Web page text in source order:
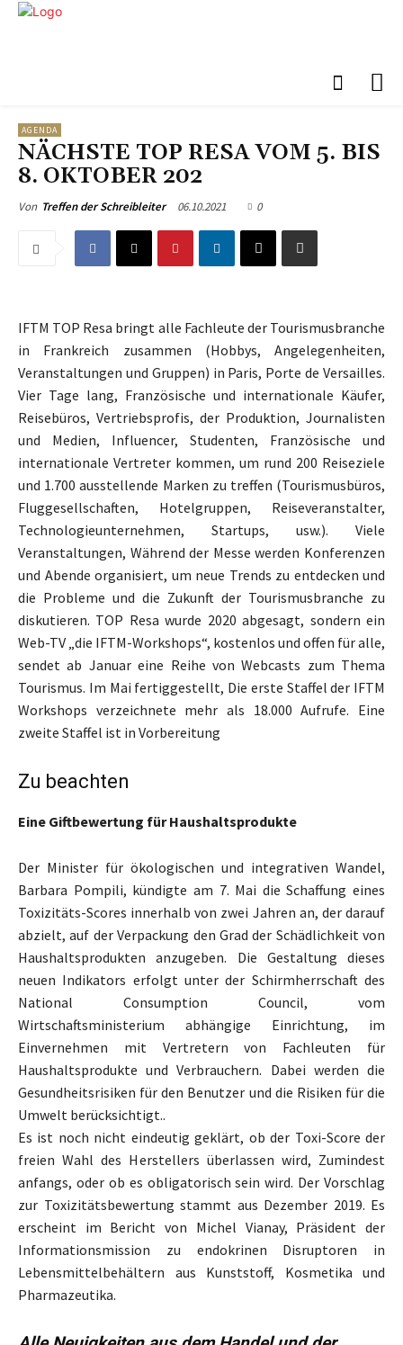
AGENDA
NÄCHSTE TOP RESA VOM 5. BIS
8. OKTOBER 202
Von Treffen der Schreibleiter 06.10.2021 0
IFTM TOP Resa bringt alle Fachleute der Tourismusbranche
in Frankreich zusammen (Hobbys, Angelegenheiten,
Veranstaltungen und Gruppen) in Paris, Porte de Versailles.
Vier Tage lang, Französische und internationale Käufer,
Reisebüros, Vertriebsprofis, der Produktion, Journalisten
und Medien, Influencer, Studenten, Französische und
internationale Vertreter kommen, um rund 200 Reiseziele
und 1.700 ausstellende Marken zu treffen (Tourismusbüros,
Fluggesellschaften, Hotelgruppen, Reiseveranstalter,
Technologieunternehmen, Startups, usw.). Viele
Veranstaltungen, Während der Messe werden Konferenzen
und Abende organisiert, um neue Trends zu entdecken und
die Probleme und die Zukunft der Tourismusbranche zu
diskutieren. TOP Resa wurde 2020 abgesagt, sondern ein
Web-TV „die IFTM-Workshops“, kostenlos und offen für alle,
sendet ab Januar eine Reihe von Webcasts zum Thema
Tourismus. Im Mai fertiggestellt, Die erste Staffel der IFTM
Workshops verzeichnete mehr als 18.000 Aufrufe. Eine
zweite Staffel ist in Vorbereitung
Zu beachten
Eine Giftbewertung für Haushaltsprodukte
Der Minister für ökologischen und integrativen Wandel,
Barbara Pompili, kündigte am 7. Mai die Schaffung eines
Toxizitäts-Scores innerhalb von zwei Jahren an, der darauf
abzielt, auf der Verpackung den Grad der Schädlichkeit von
Haushaltsprodukten anzugeben. Die Gestaltung dieses
neuen Indikators erfolgt unter der Schirmherrschaft des
National Consumption Council, vom
Wirtschaftsministerium abhängige Einrichtung, im
Einvernehmen mit Vertretern von Fachleuten für
Haushaltsprodukte und Verbrauchern. Dabei werden die
Gesundheitsrisiken für den Benutzer und die Risiken für die
Umwelt berücksichtigt..
Es ist noch nicht eindeutig geklärt, ob der Toxi-Score der
freien Wahl des Herstellers überlassen wird, Zumindest
anfangs, oder ob es obligatorisch sein wird. Der Vorschlag
zur Toxizitätsbewertung stammt aus Dezember 2019. Es
erscheint im Bericht von Michel Vianay, Präsident der
Informationsmission zu endokrinen Disruptoren in
Lebensmittelbehältern aus Kunststoff, Kosmetika und
Pharmazeutika.